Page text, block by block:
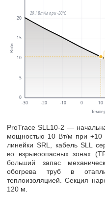
ProTrace SLL10-2 —
мощностью 10 Вт/м при +10
линейки SRL, кабель SLL
во взрывоопасных зонах
больший запас
обогрева труб в
теплоизоляцией. Секция
120 м.